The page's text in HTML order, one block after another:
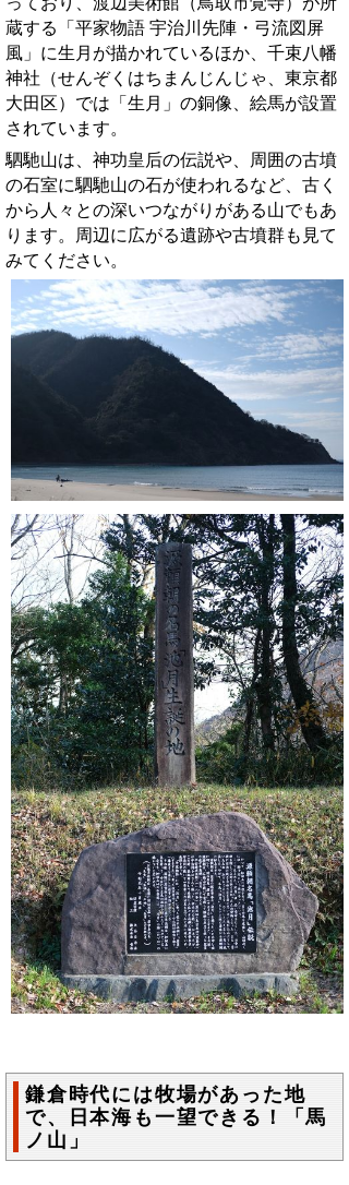
蔵する「平家物語 宇治川先陣・弓流図屏
風」に生月が描かれているほか、千束八幡
神社（せんぞくはちまんじんじゃ、東京都
大田区）では「生月」の銅像、絵馬が設置
されています。
駟馳山は、神功皇后の伝説や、周囲の古墳
の石室に駟馳山の石が使われるなど、古く
から人々との深いつながりがある山でもあ
り ます。周辺に広がる遺跡や古墳群も見て
みてください。
鎌倉時代には牧場があった地
で、日本海も一望できる！「馬
ノ山」